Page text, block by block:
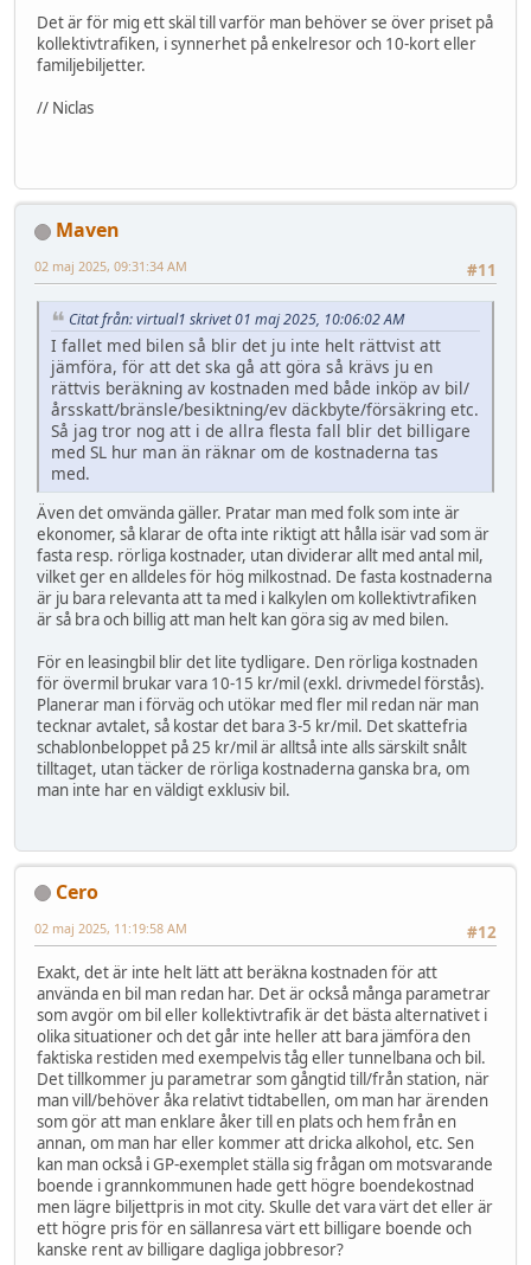
Det är för mig ett skäl till varför man behöver se över priset på
kollektivtrafiken, i synnerhet på enkelresor och 10-kort eller
familjebiljetter.
// Niclas
Maven
#11
02 maj 2025, 09:31:34 AM
Citat från: virtual1 skrivet 01 maj 2025, 10:06:02 AM
I fallet med bilen så blir det ju inte helt rättvist att
jämföra, för att det ska gå att göra så krävs ju en
rättvis beräkning av kostnaden med både inköp av bil/
årsskatt/bränsle/besiktning/ev däckbyte/försäkring etc.
Så jag tror nog att i de allra flesta fall blir det billigare
med SL hur man än räknar om de kostnaderna tas
med.
Även det omvända gäller. Pratar man med folk som inte är
ekonomer, så klarar de ofta inte riktigt att hålla isär vad som är
fasta resp. rörliga kostnader, utan dividerar allt med antal mil,
vilket ger en alldeles för hög milkostnad. De fasta kostnaderna
är ju bara relevanta att ta med i kalkylen om kollektivtrafiken
är så bra och billig att man helt kan göra sig av med bilen.
För en leasingbil blir det lite tydligare. Den rörliga kostnaden
för övermil brukar vara 10-15 kr/mil (exkl. drivmedel förstås).
Planerar man i förväg och utökar med fler mil redan när man
tecknar avtalet, så kostar det bara 3-5 kr/mil. Det skattefria
schablonbeloppet på 25 kr/mil är alltså inte alls särskilt snålt
tilltaget, utan täcker de rörliga kostnaderna ganska bra, om
man inte har en väldigt exklusiv bil.
Cero
#12
02 maj 2025, 11:19:58 AM
Exakt, det är inte helt lätt att beräkna kostnaden för att
använda en bil man redan har. Det är också många parametrar
som avgör om bil eller kollektivtrafik är det bästa alternativet i
olika situationer och det går inte heller att bara jämföra den
faktiska restiden med exempelvis tåg eller tunnelbana och bil.
Det tillkommer ju parametrar som gångtid till/från station, när
man vill/behöver åka relativt tidtabellen, om man har ärenden
som gör att man enklare åker till en plats och hem från en
annan, om man har eller kommer att dricka alkohol, etc. Sen
kan man också i GP-exemplet ställa sig frågan om motsvarande
boende i grannkommunen hade gett högre boendekostnad
men lägre biljettpris in mot city. Skulle det vara värt det eller är
ett högre pris för en sällanresa värt ett billigare boende och
kanske rent av billigare dagliga jobbresor?